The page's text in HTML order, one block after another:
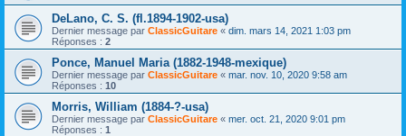
DeLano, C. S. (fl.1894-1902-usa)
Dernier message par ClassicGuitare « dim. mars 14, 2021 1:03 pm
Réponses : 2
Ponce, Manuel Maria (1882-1948-mexique)
Dernier message par ClassicGuitare « mar. nov. 10, 2020 9:58 am
Réponses : 10
Morris, William (1884-?-usa)
Dernier message par ClassicGuitare « mer. oct. 21, 2020 9:01 pm
Réponses : 1